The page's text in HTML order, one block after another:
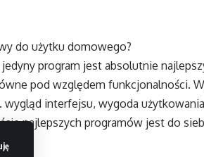
do użytku domowego?
program jest absolutnie
pod względem funkcjonalności.
interfejsu, wygoda
najlepszych programów jest do